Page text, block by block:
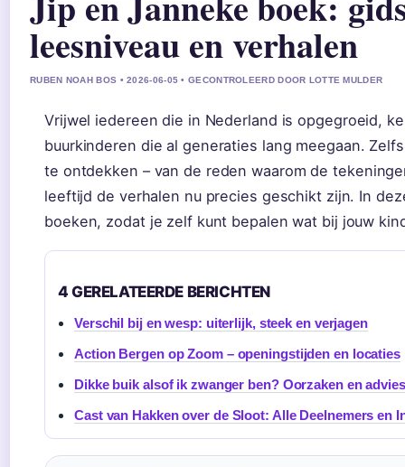
leesniveau en verhalen
RUBEN NOAH BOS • 2026-06-05 • GECONTROLEERD DOOR LOTTE MULDER
Vrijwel iedereen die in Nederland is opgegroeid,
buurkinderen die al generaties lang meegaan.
te ontdekken – van de reden waarom de
leeftijd de verhalen nu precies geschikt zijn. In
boeken, zodat je zelf kunt bepalen wat bij jouw
4 GERELATEERDE BERICHTEN
Verschil bij en wesp: uiterlijk, steek en verjagen
Action Bergen op Zoom – openingstijden en locaties
Dikke buik alsof ik zwanger ben? Oorzaken en advies
Cast van Hakken over de Sloot: Alle Deelnemers en